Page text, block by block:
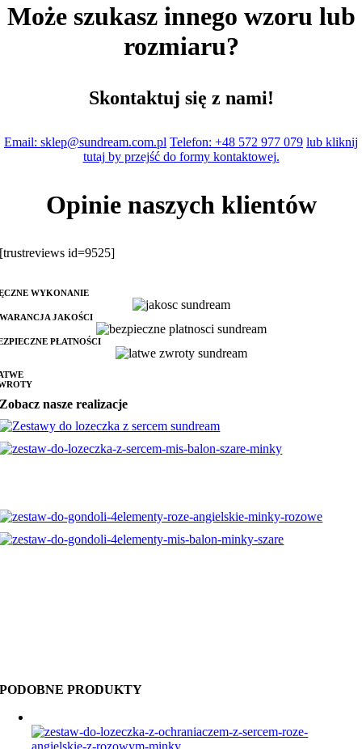
Może szukasz innego wzoru lub
rozmiaru?
Skontaktuj się z nami!
Email: sklep@sundream.com.pl Telefon: +48 572 977 079 lub kliknij
tutaj by przejść do formy kontaktowej.
Opinie naszych klientów
[trustreviews id=9525]
WYKONANIE
JAKOŚCI
PŁATNOŚCI
Zobacz nasze realizacje
PODOBNE PRODUKTY